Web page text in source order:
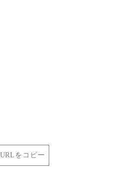
URLをコピー